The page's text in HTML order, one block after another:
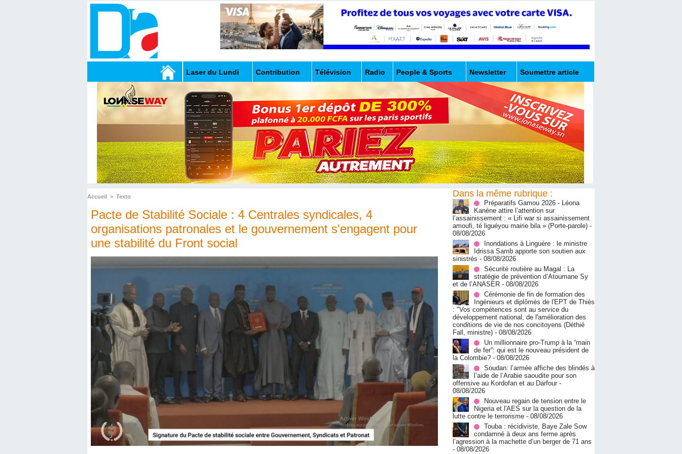
Laser du Lundi Contribution Télévision Radio People & Sports Newsletter Soumettre article
Accueil > Texto
Pacte de Stabilité Sociale : 4 Centrales syndicales, 4
organisations patronales et le gouvernement s'engagent pour
une stabilité du Front social
Dans la même rubrique :
Préparatifs Gamou 2026 - Léona
Kanène attire l’attention sur
l’assainissement : « Lifi war si assainissement
amoufi, té liguéyou mairie bila » (Porte-parole) -
08/08/2026
Inondations à Linguère : le ministre
Idrissa Samb apporte son soutien aux
sinistrés - 08/08/2026
Sécurité routière au Magal : La
stratégie de prévention d’Atoumane Sy
et de l’ANASER - 08/08/2026
Cérémonie de fin de formation des
Ingénieurs et diplômés de l'EPT de Thiès
: "Vos compétences sont au service du
développement national, de l'amélioration des
conditions de vie de nos concitoyens (Déthié
Fall, ministre) - 08/08/2026
Un millionnaire pro-Trump à la “main
de fer”: qui est le nouveau président de
la Colombie? - 08/08/2026
Soudan: l’armée affiche des blindés à
l’aide de l’Arabie saoudite pour son
offensive au Kordofan et au Darfour -
08/08/2026
Nouveau regain de tension entre le
Nigeria et l'AES sur la question de la
lutte contre le terrorisme - 08/08/2026
Touba : récidiviste, Baye Zale Sow
condamné à deux ans ferme après
l’agression à la machette d’un berger de 71 ans
- 08/08/2026